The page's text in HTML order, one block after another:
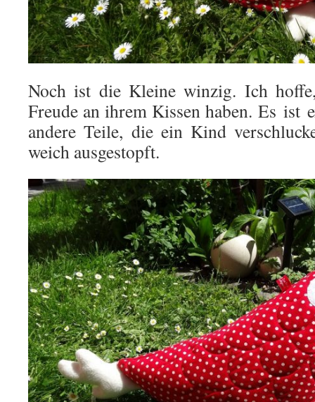
Noch ist die Kleine winzig. Ich
Freude an ihrem Kissen haben. Es ist
andere Teile, die ein Kind
weich ausgestopft.